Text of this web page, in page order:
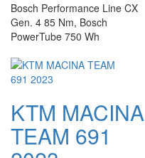
Bosch Performance Line CX
Gen. 4 85 Nm, Bosch
PowerTube 750 Wh
KTM MACINA
TEAM 691